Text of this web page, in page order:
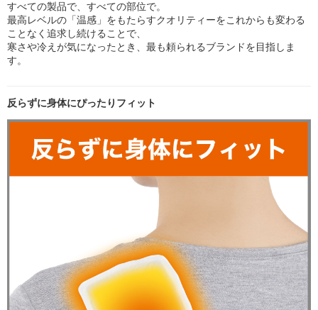
すべての製品で、すべての部位で。
最高レベルの「温感」をもたらすクオリティーをこれからも変わる
ことなく追求し続けることで、
寒さや冷えが気になったとき、最も頼られるブランドを目指しま
す。
反らずに身体にぴったりフィット